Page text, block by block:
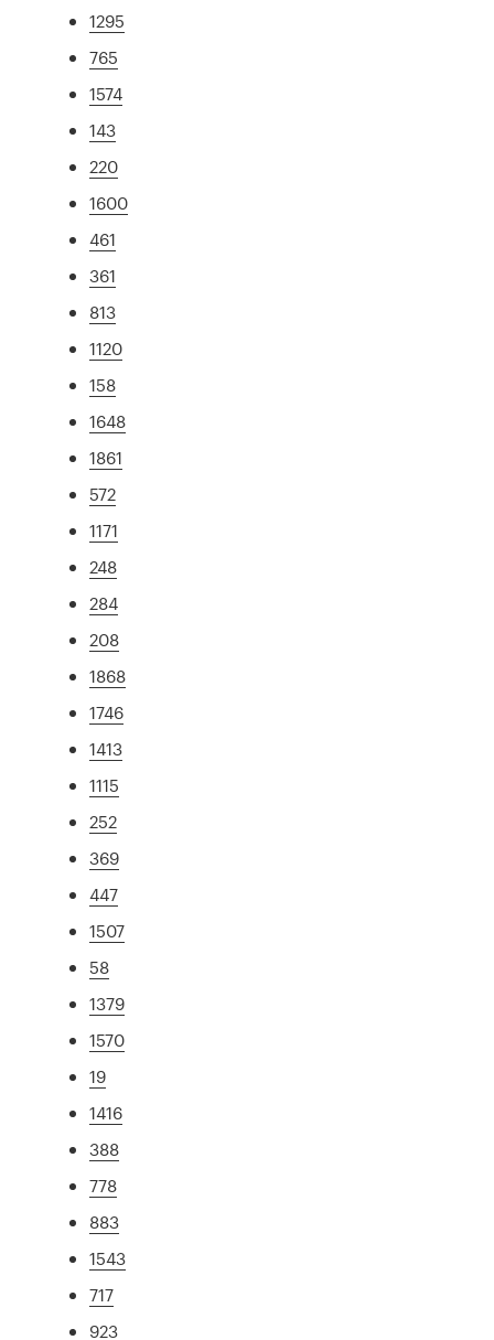
1295
765
1574
143
220
1600
461
361
813
1120
158
1648
1861
572
1171
248
284
208
1868
1746
1413
1115
252
369
447
1507
58
1379
1570
19
1416
388
778
883
1543
717
923